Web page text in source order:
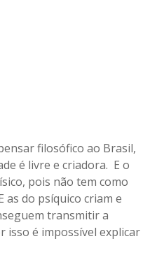
filosófico ao Brasil,
é livre e criadora. E o
pois não tem como
as do psíquico criam e
transmitir a
isso é impossível explicar